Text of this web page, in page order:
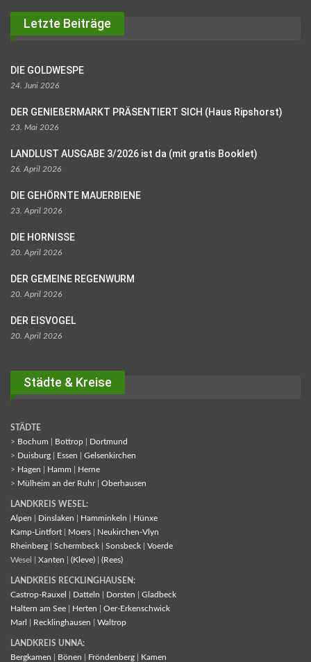
Letzte Beiträge
DIE GOLDWESPE
24. Juni 2026
DER GENIEßERMARKT PRÄSENTIERT SICH (Haus Ripshorst)
23. Mai 2026
LANDLUST AUSGABE 3/2026 ist da (mit gratis Booklet)
26. April 2026
DIE GEHÖRNTE MAUERBIENE
23. April 2026
DIE HORNISSE
20. April 2026
DER GEMEINE REGENWURM
20. April 2026
DER EISVOGEL
20. April 2026
Städte & Kreise
STÄDTE
> Bochum Bottrop
Dortmund
> Duisburg Essen
Gelsenkirchen
> Hagen Hamm
Herne
> Mülheim an der Ruhr| Oberhausen
LANDKREIS WESEL:
Alpen
Dinslaken Hamminkeln
Hünxe
Kamp-Lintfort
Moers
Neukirchen-Vlyn
Rheinberg
Schermbeck Sonsbeck
Voerde
Wesel | Xanten (Kleve) (Rees)
LANDKREIS RECKLINGHAUSEN:
Castrop-Rauxel
Datteln Dorsten
Gladbeck
Haltern am See
Herten
Oer-Erkenschwick
Marl
Recklinghausen Waltrop
LANDKREIS UNNA:
Bergkamen
Bönen Fröndenberg Kamen